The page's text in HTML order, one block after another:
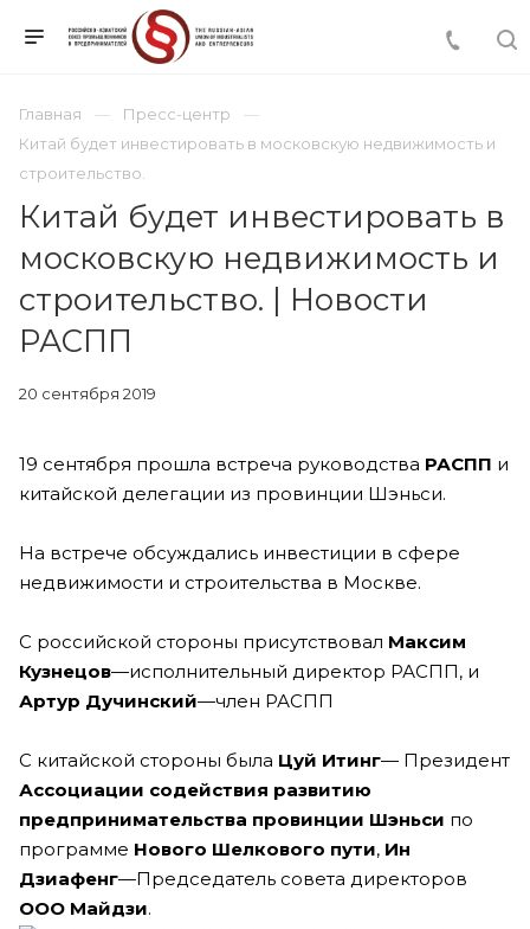
Главная
Пресс-центр
Китай будет инвестировать в московскую недвижимость и
строительство.
Китай будет инвестировать в
московскую недвижимость и
строительство. | Новости
РАСПП
20 сентября 2019
19 сентября прошла встреча руководства РАСПП и
китайской делегации из провинции Шэньси.
На встрече обсуждались инвестиции в сфере
недвижимости и строительства в Москве.
С российской стороны присутствовал Максим
Кузнецов—исполнительный директор РАСПП, и
Артур Дучинский—член РАСПП
С китайской стороны была Цуй Итинг— Президент
Ассоциации содействия развитию
предпринимательства провинции Шэньси по
программе Нового Шелкового пути, Ин
Дзиафенг—Председатель совета директоров
ООО Майдзи.